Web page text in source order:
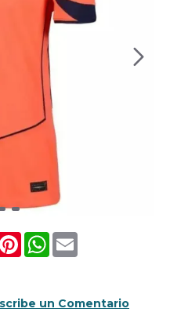
PinterestWhatsApp
Email
un Comentario